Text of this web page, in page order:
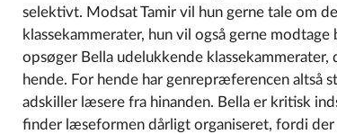
selektivt. Modsat Tamir vil hun gerne tale om
klassekammerater, hun vil også gerne
opsøger Bella udelukkende
hende. For hende har genrepræferencen altså
adskiller læsere fra hinanden. Bella er kritisk
finder læseformen dårligt organiseret, fordi